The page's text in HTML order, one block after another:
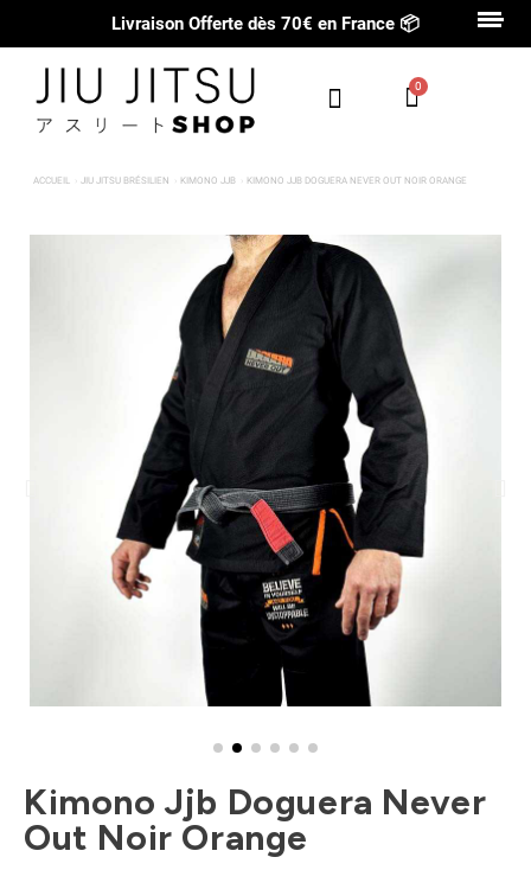
Livraison Offerte dès 70€ en France 📦
ACCUEIL JIU JITSU BRÉSILIEN KIMONO JJB KIMONO JJB DOGUERA NEVER OUT NOIR ORANGE
Kimono Jjb Doguera Never
Out Noir Orange